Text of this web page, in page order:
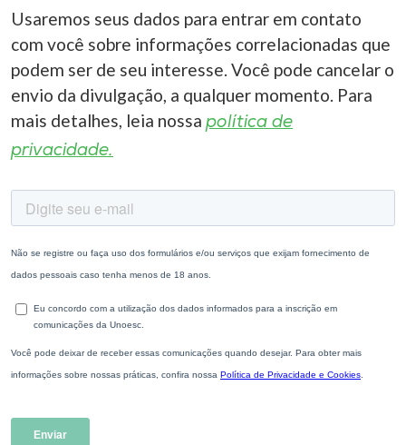
Usaremos seus dados para entrar em contato
com você sobre informações correlacionadas que
podem ser de seu interesse. Você pode cancelar o
envio da divulgação, a qualquer momento. Para
mais detalhes, leia nossa política de
privacidade.